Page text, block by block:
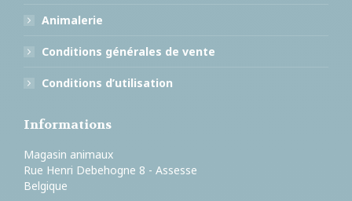
Animalerie
Conditions générales de vente
Conditions d’utilisation
Informations
Magasin animaux
Rue Henri Debehogne 8 - Assesse
Belgique